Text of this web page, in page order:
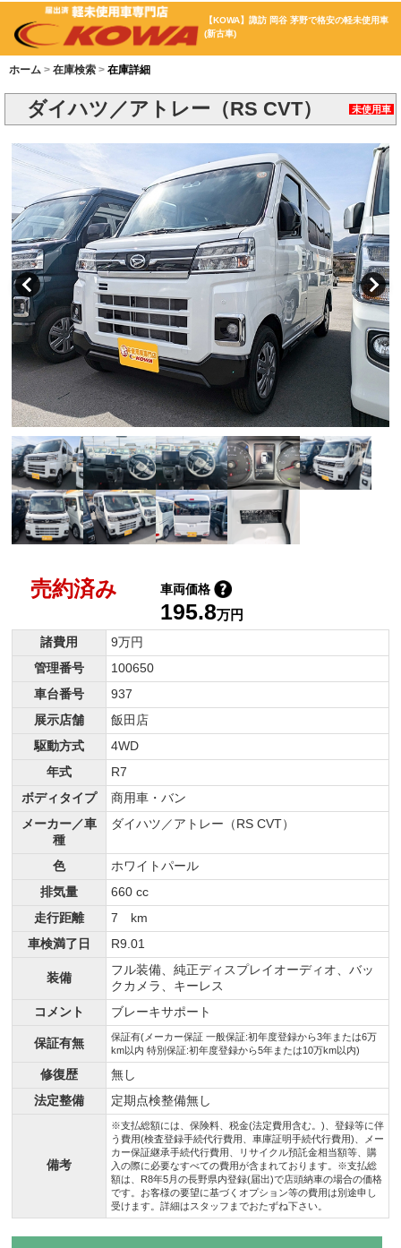
【KOWA】諏訪 岡谷 茅野で格安の軽未使用車
(新古車)
ホーム 在庫検索 在庫詳細
ダイハツ／アトレー（RS CVT） 未使用車
売約済み 車両価格
195.8万円
諸費用
9万円
管理番号
100650
車台番号
937
展示店舗
飯田店
駆動方式
4WD
年式
R7
ボディタイプ
商用車・バン
メーカー／車
種
ダイハツ／アトレー（RS CVT）
色
ホワイトパール
排気量
660 cc
走行距離
7 km
車検満了日
R9.01
装備
フル装備、純正ディスプレイオーディオ、バッ
クカメラ、キーレス
コメント
ブレーキサポート
保証有無
保証有(メーカー保証 一般保証:初年度登録から3年または6万
km以内 特別保証:初年度登録から5年または10万km以内)
修復歴
無し
法定整備
定期点検整備無し
備考
※支払総額には、保険料、税金(法定費用含む。)、登録等に伴
う費用(検査登録手続代行費用、車庫証明手続代行費用)、メー
カー保証継承手続代行費用、リサイクル預託金相当額等、購
入の際に必要なすべての費用が含まれております。※支払総
額は、R8年5月の長野県内登録(届出)で店頭納車の場合の価格
です。お客様の要望に基づくオプション等の費用は別途申し
受けます。詳細はスタッフまでおたずね下さい。